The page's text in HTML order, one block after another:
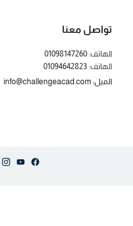
تواصل معنا
الهاتف:01098147260
الهاتف: 01094642823
الميل: info@challengeacad.com